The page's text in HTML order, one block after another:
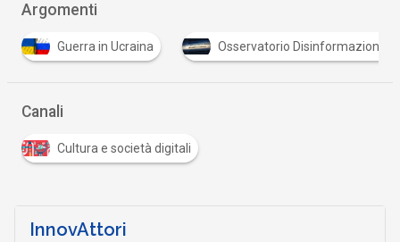
Argomenti
Guerra in Ucraina Osservatorio Disinformazione
Canali
Cultura e società digitali
InnovAttori